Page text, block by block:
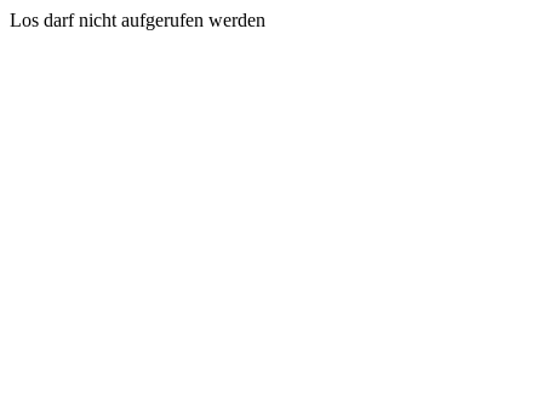
Los darf nicht aufgerufen werden